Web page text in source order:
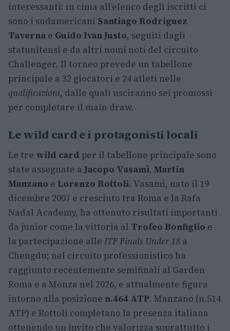
interessanti: in cima all’elenco degli iscritti ci
sono i sudamericani Santiago Rodriguez
Taverna e Guido Ivan Justo, seguiti dagli
statunitensi e da altri nomi noti del circuito
Challenger. Il torneo prevede un tabellone
principale a 32 giocatori e 24 atleti nelle
qualificazioni, dalle quali usciranno sei promossi
per completare il main draw.
Le wild card e i protagonisti locali
Le tre wild card per il tabellone principale sono
state assegnate aJacopo Vasamì, Martin
Manzano e Lorenzo Rottoli. Vasamì, nato il 19
dicembre 2007 e cresciuto tra Roma e la Rafa
Nadal Academy, ha ottenuto risultati importanti
da junior come la vittoria al Trofeo Bonfiglio e
la partecipazione alle ITF Finals Under 18 a
Chengdu; nel circuito professionistico ha
raggiunto recentemente semifinali al Garden
Roma e a Monza nel 2026, e attualmente figura
intorno alla posizione n.464 ATP. Manzano (n.514
ATP) e Rottoli completano la presenza italiana
ottenendo un invito che valorizza soprattutto i